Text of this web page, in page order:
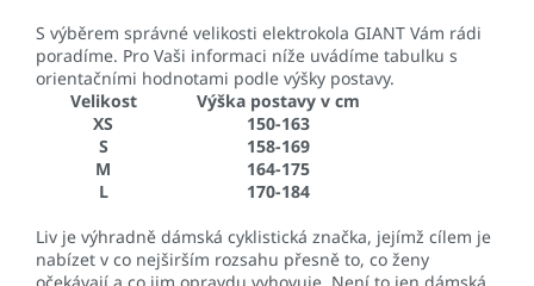
S výběrem správné velikosti elektrokola GIANT Vám rádi
poradíme. Pro Vaši informaci níže uvádíme tabulku s
orientačními hodnotami podle výšky postavy.
Velikost
Výška postavy v cm
XS
150-163
S
158-169
M
164-175
L
170-184
Liv je výhradně dámská cyklistická značka, jejímž cílem je
nabízet v co nejširším rozsahu přesně to, co ženy